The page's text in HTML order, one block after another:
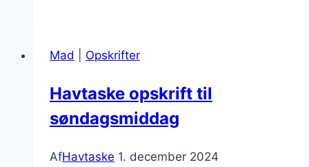
og
Mad Opskrifter
Havtaske opskrift til
søndagsmiddag
AfHavtaske 1. december 2024